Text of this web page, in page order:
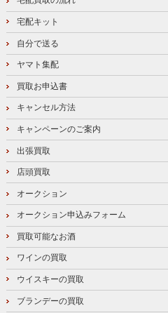
宅配キット
自分で送る
ヤマト集配
買取お申込書
キャンセル方法
キャンペーンのご案内
出張買取
店頭買取
オークション
オークション申込みフォーム
買取可能なお酒
ワインの買取
ウイスキーの買取
ブランデーの買取